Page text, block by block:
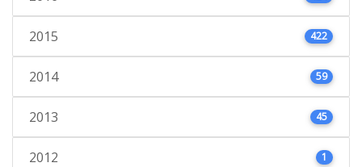
2015 422
2014 59
2013 45
2012 1